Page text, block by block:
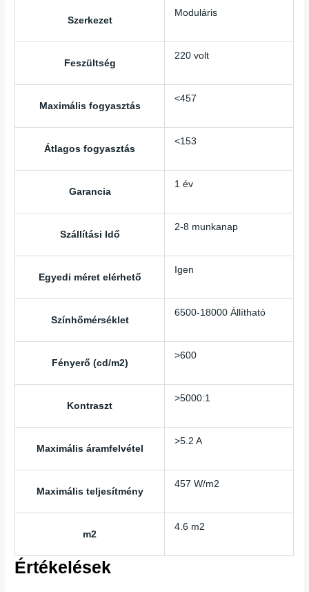
Szerkezet
Moduláris
Feszültség
220 volt
Maximális fogyasztás
<457
Átlagos fogyasztás
<153
Garancia
1 év
Szállítási Idő
2-8 munkanap
Egyedi méret elérhető
Igen
Színhőmérséklet
6500-18000 Állítható
Fényerő (cd/m2)
>600
Kontraszt
>5000:1
Maximális áramfelvétel
>5.2 A
Maximális teljesítmény
457 W/m2
m2
4.6 m2
Értékelések